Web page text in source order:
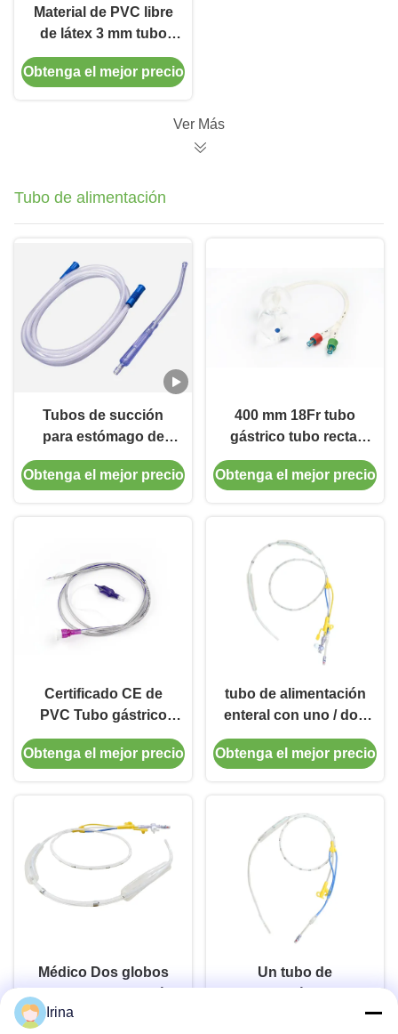
Material de PVC libre
de látex 3 mm tubo
nasofaríngeo de vías
respiratorias con
Obtenga el mejor precio
Ver Más
Tubo de alimentación
Tubos de succión
para estómago de
material de PVC con
certificado ISO
Obtenga el mejor precio
400 mm 18Fr tubo
gástrico tubo rectal
obstetricia
aprobación ISO13485
Obtenga el mejor precio
Certificado CE de
PVC Tubo gástrico
Intubado estomacal
12FR
Obtenga el mejor precio
tubo de alimentación
enteral con uno / dos
globos para la
medición de la
Obtenga el mejor precio
Médico Dos globos
tubo de alimentación
enteral para la
Un tubo de
Irina